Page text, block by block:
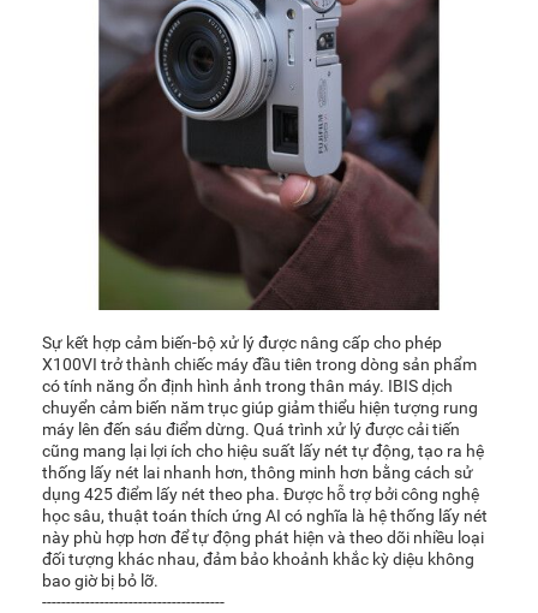
Sự kết hợp cảm biến-bộ xử lý được nâng cấp cho phép
X100VI trở thành chiếc máy đầu tiên trong dòng sản phẩm
có tính năng ổn định hình ảnh trong thân máy. IBIS dịch
chuyển cảm biến năm trục giúp giảm thiểu hiện tượng rung
máy lên đến sáu điểm dừng. Quá trình xử lý được cải tiến
cũng mang lại lợi ích cho hiệu suất lấy nét tự động, tạo ra hệ
thống lấy nét lai nhanh hơn, thông minh hơn bằng cách sử
dụng 425 điểm lấy nét theo pha. Được hỗ trợ bởi công nghệ
học sâu, thuật toán thích ứng AI có nghĩa là hệ thống lấy nét
này phù hợp hơn để tự động phát hiện và theo dõi nhiều loại
đối tượng khác nhau, đảm bảo khoảnh khắc kỳ diệu không
bao giờ bị bỏ lỡ.
--------------------------------------